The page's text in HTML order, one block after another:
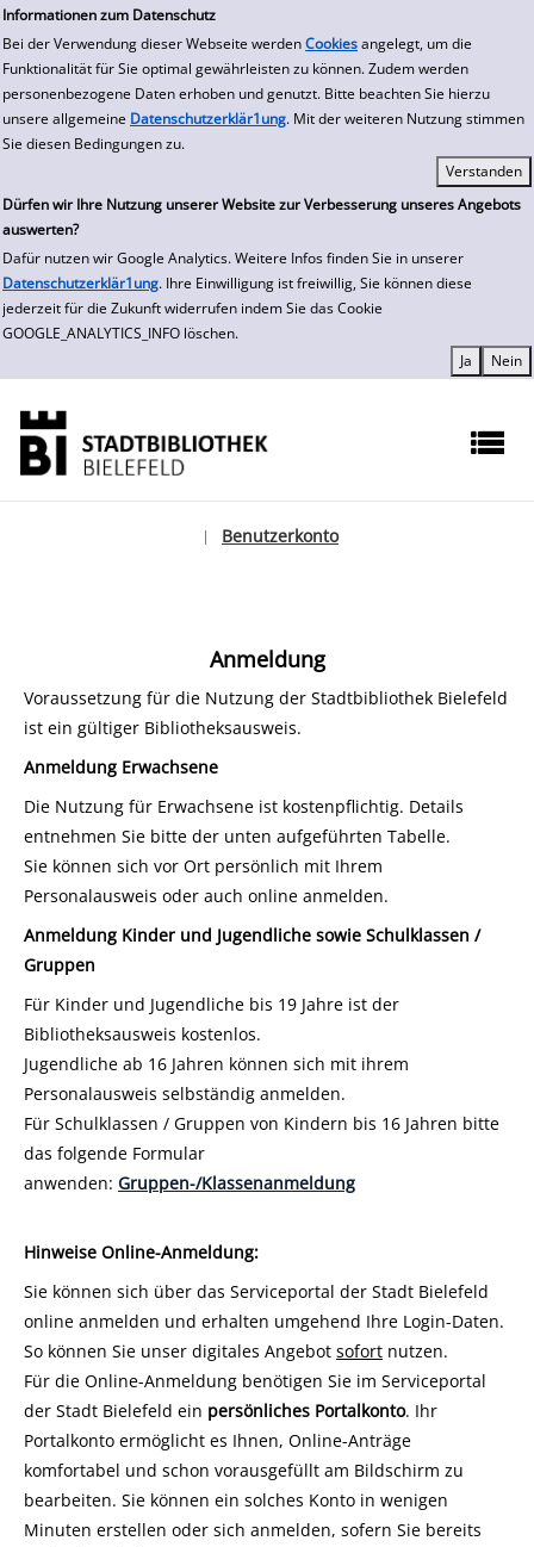
Informationen zum Datenschutz
Bei der Verwendung dieser Webseite werden Cookies angelegt, um die
Funktionalität für Sie optimal gewährleisten zu können. Zudem werden
personenbezogene Daten erhoben und genutzt. Bitte beachten Sie hierzu
unsere allgemeine Datenschutzerklär1ung. Mit der weiteren Nutzung stimmen
Sie diesen Bedingungen zu.
Dürfen wir Ihre Nutzung unserer Website zur Verbesserung unseres Angebots
auswerten?
Dafür nutzen wir Google Analytics. Weitere Infos finden Sie in unserer
Datenschutzerklär1ung. Ihre Einwilligung ist freiwillig, Sie können diese
jederzeit für die Zukunft widerrufen indem Sie das Cookie
GOOGLE_ANALYTICS_INFO löschen.
zur Navigation springen
zum Inhalt springen
Benutzerkonto
Anmeldung
Voraussetzung für die Nutzung der Stadtbibliothek Bielefeld
ist ein gültiger Bibliotheksausweis.
Anmeldung Erwachsene
Die Nutzung für Erwachsene ist kostenpflichtig. Details
entnehmen Sie bitte der unten aufgeführten Tabelle.
Sie können sich vor Ort persönlich mit Ihrem
Personalausweis oder auch online anmelden.
Anmeldung Kinder und Jugendliche sowie Schulklassen /
Gruppen
Für Kinder und Jugendliche bis 19 Jahre ist der
Bibliotheksausweis kostenlos.
Jugendliche ab 16 Jahren können sich mit ihrem
Personalausweis selbständig anmelden.
Für Schulklassen / Gruppen von Kindern bis 16 Jahren bitte
das folgende Formular
anwenden: Gruppen-/Klassenanmeldung
Hinweise Online-Anmeldung:
Sie können sich über das Serviceportal der Stadt Bielefeld
online anmelden und erhalten umgehend Ihre Login-Daten.
So können Sie unser digitales Angebot sofort nutzen.
Für die Online-Anmeldung benötigen Sie im Serviceportal
der Stadt Bielefeld ein persönliches Portalkonto. Ihr
Portalkonto ermöglicht es Ihnen, Online-Anträge
komfortabel und schon vorausgefüllt am Bildschirm zu
bearbeiten. Sie können ein solches Konto in wenigen
Minuten erstellen oder sich anmelden, sofern Sie bereits